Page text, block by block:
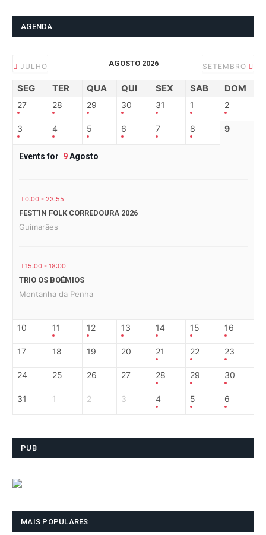
AGENDA
JULHO AGOSTO 2026 SETEMBRO
SEG TER QUA QUI SEX SAB DOM
27 28 29 30 31 1 2
3 4 5 6 7 8 9
Events for 9Agosto
0:00 - 23:55
FEST’IN FOLK CORREDOURA 2026
Guimarães
15:00 - 18:00
TRIO OS BOÉMIOS
Montanha da Penha
10 11 12 13 14 15 16
17 18 19 20 21 22 23
24 25 26 27 28 29 30
31 1 2 3 4 5 6
PUB
MAIS POPULARES